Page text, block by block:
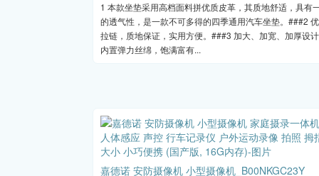
1 本款坐垫采用高档面料拼优质皮革，其质地舒适，具有
的透气性，是一款不可多得的四季通用汽车坐垫。###2
拉链，质地保证，实用方便。###3 加大、加宽、加厚设
内置弹力丝绵，饱满富有...
嘉德诺 安防摄像机 小型摄像机_B00NKGC23Y